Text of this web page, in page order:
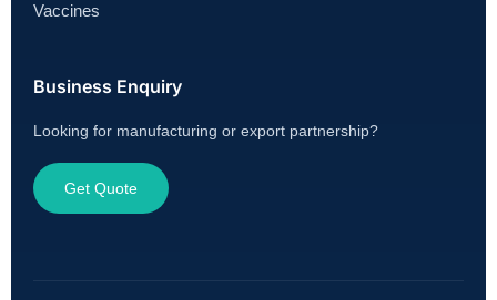
Vaccines
Business Enquiry
Looking for manufacturing or export partnership?
Get Quote